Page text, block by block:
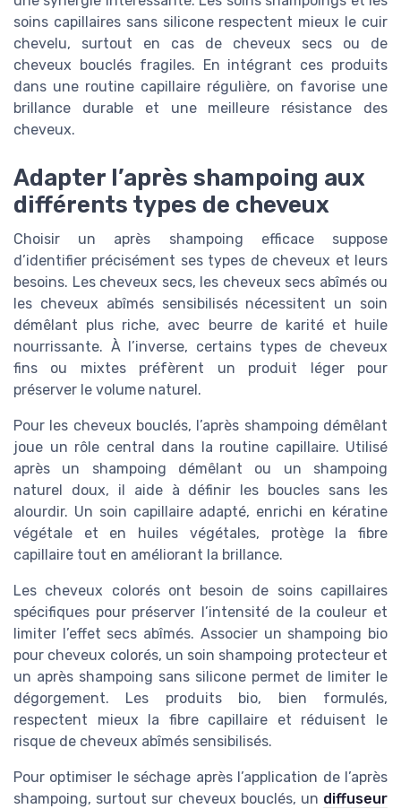
soins capillaires sans silicone respectent mieux le cuir
chevelu, surtout en cas de cheveux secs ou de
cheveux bouclés fragiles. En intégrant ces produits
dans une routine capillaire régulière, on favorise une
brillance durable et une meilleure résistance des
cheveux.
Adapter l’après shampoing aux
différents types de cheveux
Choisir un après shampoing efficace suppose
d’identifier précisément ses types de cheveux et leurs
besoins. Les cheveux secs, les cheveux secs abîmés ou
les cheveux abîmés sensibilisés nécessitent un soin
démêlant plus riche, avec beurre de karité et huile
nourrissante. À l’inverse, certains types de cheveux
fins ou mixtes préfèrent un produit léger pour
préserver le volume naturel.
Pour les cheveux bouclés, l’après shampoing démêlant
joue un rôle central dans la routine capillaire. Utilisé
après un shampoing démêlant ou un shampoing
naturel doux, il aide à définir les boucles sans les
alourdir. Un soin capillaire adapté, enrichi en kératine
végétale et en huiles végétales, protège la fibre
capillaire tout en améliorant la brillance.
Les cheveux colorés ont besoin de soins capillaires
spécifiques pour préserver l’intensité de la couleur et
limiter l’effet secs abîmés. Associer un shampoing bio
pour cheveux colorés, un soin shampoing protecteur et
un après shampoing sans silicone permet de limiter le
dégorgement. Les produits bio, bien formulés,
respectent mieux la fibre capillaire et réduisent le
risque de cheveux abîmés sensibilisés.
Pour optimiser le séchage après l’application de l’après
shampoing, surtout sur cheveux bouclés, un diffuseur